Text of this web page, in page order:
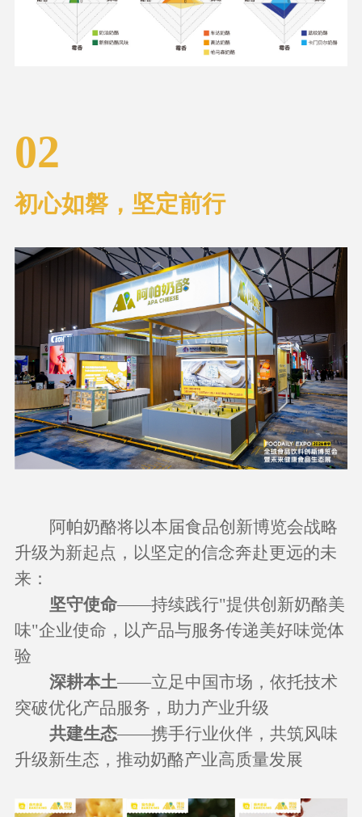
02
初心如磐，坚定前行
阿帕奶酪将以本届食品创新博览会战略
升级为新起点，以坚定的信念奔赴更远的未
来：
坚守使命——持续践行"提供创新奶酪美
味"企业使命，以产品与服务传递美好味觉体
验
深耕本土——立足中国市场，依托技术
突破优化产品服务，助力产业升级
共建生态——携手行业伙伴，共筑风味
升级新生态，推动奶酪产业高质量发展